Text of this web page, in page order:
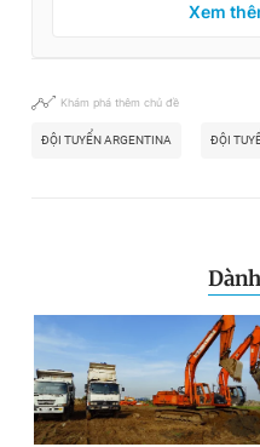
Xem
Khám phá thêm chủ đề
ĐỘI TUYỂN ARGENTINA ĐỘI